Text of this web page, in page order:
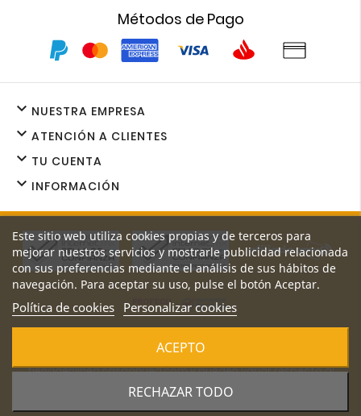
Métodos de Pago
NUESTRA EMPRESA

ATENCIÓN A CLIENTES

TU CUENTA

INFORMACIÓN

Este sitio web utiliza cookies propias y de terceros para
mejorar nuestros servicios y mostrarle publicidad relacionada
con sus preferencias mediante el análisis de sus hábitos de
navegación. Para aceptar su uso, pulse el botón Aceptar.
Política de cookies Personalizar cookies
RECHAZAR TODO
ACEPTO
de
tiendaenlinea.casaahued.com y pueden variar respecto al
precio de nuestras sucursales.